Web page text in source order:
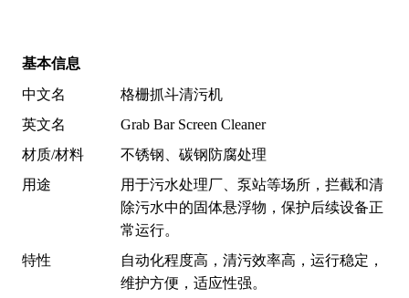
基本信息
中文名
格栅抓斗清污机
英文名
Grab Bar Screen Cleaner
材质/材料
不锈钢、碳钢防腐处理
用途
用于污水处理厂、泵站等场所，拦截和清
除污水中的固体悬浮物，保护后续设备正
常运行。
特性
自动化程度高，清污效率高，运行稳定，
维护方便，适应性强。